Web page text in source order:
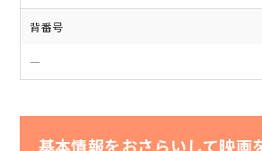
背番号
―
基本情報をおさらいして映画